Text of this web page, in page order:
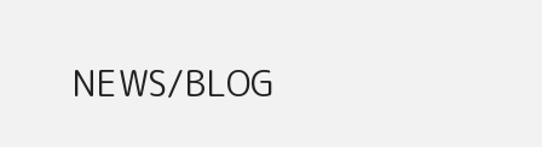
NEWS/BLOG